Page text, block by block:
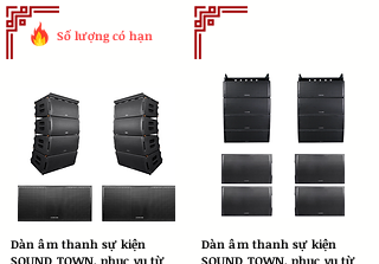
Số lượng có hạn
Dàn âm thanh sự kiện
SOUND TOWN, phục vụ từ
Dàn âm thanh sự kiện
SOUND TOWN, phục vụ từ